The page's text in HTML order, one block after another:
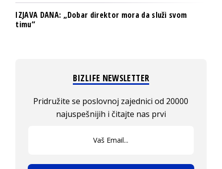
IZJAVA DANA: „Dobar direktor mora da služi svom
timu“
BIZLIFE NEWSLETTER
Pridružite se poslovnoj zajednici od 20000
najuspešnijih i čitajte nas prvi